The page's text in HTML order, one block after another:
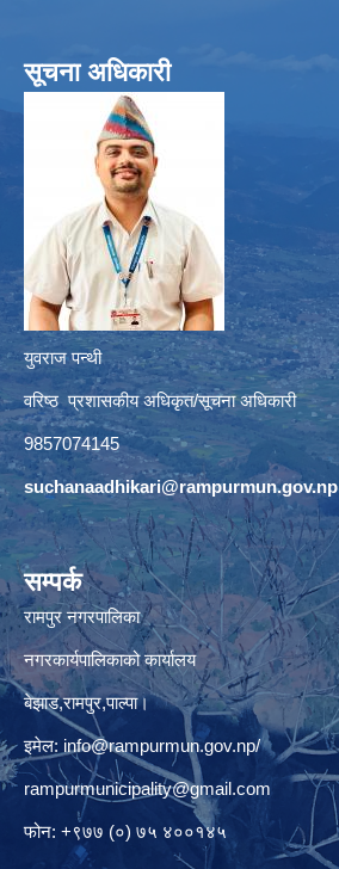
सूचना अधिकारी
युवराज पन्थी
वरिष्ठ प्रशासकीय अधिकृत/सूचना अधिकारी
9857074145
suchanaadhikari@rampurmun.gov.np
सम्पर्क
रामपुर नगरपालिका
नगरकार्यपालिकाको कार्यालय
बेझाड,रामपुर,पाल्पा।
इमेल: info@rampurmun.gov.np/
rampurmunicipality@gmail.com
फोन: +९७७ (०) ७५ ४००१४५